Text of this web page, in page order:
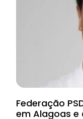
Federação
em Alagoas e